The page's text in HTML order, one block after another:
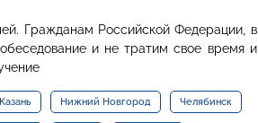
Гражданам Российской Федерации, в
и не тратим свое время и
Казань Нижний Новгород Челябинск